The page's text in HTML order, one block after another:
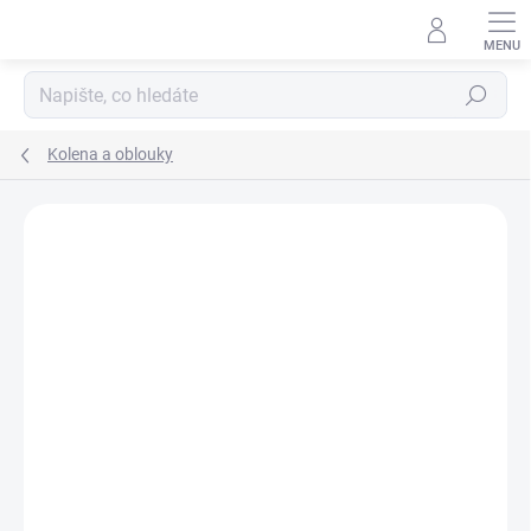
Hledat
Kolena a oblouky